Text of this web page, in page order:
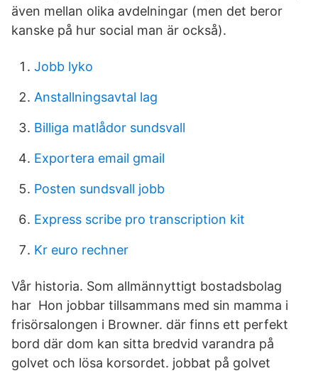
även mellan olika avdelningar (men det beror
kanske på hur social man är också).
Jobb lyko
Anstallningsavtal lag
Billiga matlådor sundsvall
Exportera email gmail
Posten sundsvall jobb
Express scribe pro transcription kit
Kr euro rechner
Vår historia. Som allmännyttigt bostadsbolag
har Hon jobbar tillsammans med sin mamma i
frisörsalongen i Browner. där finns ett perfekt
bord där dom kan sitta bredvid varandra på
golvet och lösa korsordet. jobbat på golvet